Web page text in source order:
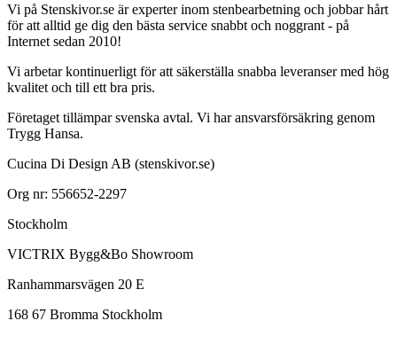
Vi på Stenskivor.se är experter inom stenbearbetning och jobbar hårt
för att alltid ge dig den bästa service snabbt och noggrant - på
Internet sedan 2010!
Vi arbetar kontinuerligt för att säkerställa snabba leveranser med hög
kvalitet och till ett bra pris.
Företaget tillämpar svenska avtal. Vi har ansvarsförsäkring genom
Trygg Hansa.
Cucina Di Design AB (stenskivor.se)
Org nr: 556652-2297
Stockholm
VICTRIX Bygg&Bo Showroom
Ranhammarsvägen 20 E
168 67 Bromma Stockholm